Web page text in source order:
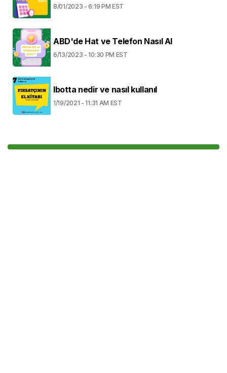
8/01/2023 - 6:19 PM EST
ABD'de Hat ve Telefon Nasıl Al
6/13/2023 - 10:30 PM EST
Ibotta nedir ve nasıl kullanıl
1/19/2021 - 11:31 AM EST